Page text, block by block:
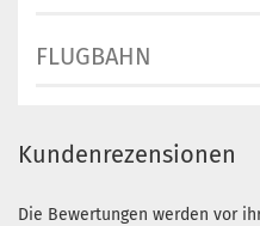
FLUGBAHN
Kundenrezensionen
Die Bewertungen werden vor